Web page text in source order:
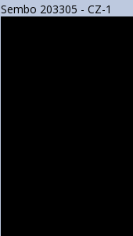
Sembo 203305 - CZ-1